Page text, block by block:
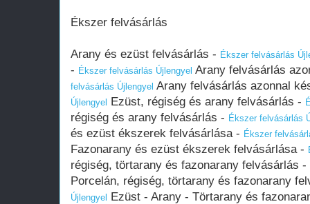
Ékszer felvásárlás
Arany és ezüst felvásárlás - Ékszer felvásárlás
- Ékszer felvásárlás Újlengyel Arany felvásárlás
felvásárlás Újlengyel Arany felvásárlás azonnal
Újlengyel Ezüst, régiség és arany felvásárlás -
régiség és arany felvásárlás - Ékszer felvásárlás
és ezüst ékszerek felvásárlása - Ékszer
Fazonarany és ezüst ékszerek felvásárlása -
régiség, törtarany és fazonarany felvásárlás -
Porcelán, régiség, törtarany és fazonarany
Újlengyel Ezüst - Arany - Törtarany és